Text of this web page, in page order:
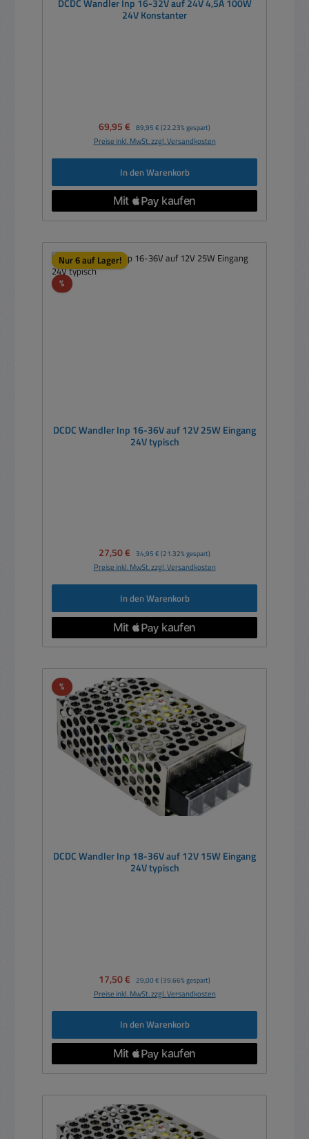
DCDC Wandler Inp 16-32V auf 24V 4,5A 100W
24V Konstanter
Verkaufspreis:
69,95 € Regulärer Preis:
89,95 € (22.23% gespart)
Preise inkl. MwSt. zzgl. Versandkosten
In den Warenkorb
Nur 6 auf Lager!
%Rabatt
DCDC Wandler Inp 16-36V auf 12V 25W Eingang
24V typisch
Verkaufspreis:
27,50 € Regulärer Preis:
34,95 € (21.32% gespart)
Preise inkl. MwSt. zzgl. Versandkosten
In den Warenkorb
%Rabatt
DCDC Wandler Inp 18-36V auf 12V 15W Eingang
24V typisch
Verkaufspreis:
17,50 € Regulärer Preis:
29,00 € (39.66% gespart)
Preise inkl. MwSt. zzgl. Versandkosten
In den Warenkorb